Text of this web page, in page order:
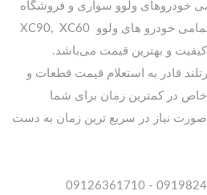
خودروهای ولوو سواری و فروشگاه
قطعات و لوازم یدکی اصلی تمامی خودرو های ولوو XC90, XC60
قادر به استعلام قیمت قطعات و
خاص در کمترین زمان برای شما
نیاز در سریع ترین زمان به دست